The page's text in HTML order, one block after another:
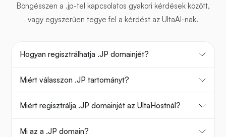
Böngésszen a .jp-tel kapcsolatos gyakori kérdések között,
vagy egyszerűen tegye fel a kérdést az UltaAI-nak.
Hogyan regisztrálhatja .JP domainjét?
Miért válasszon .JP tartományt?
Miért regisztrálja .JP domainjét az UltaHostnál?
Mi az a .JP domain?